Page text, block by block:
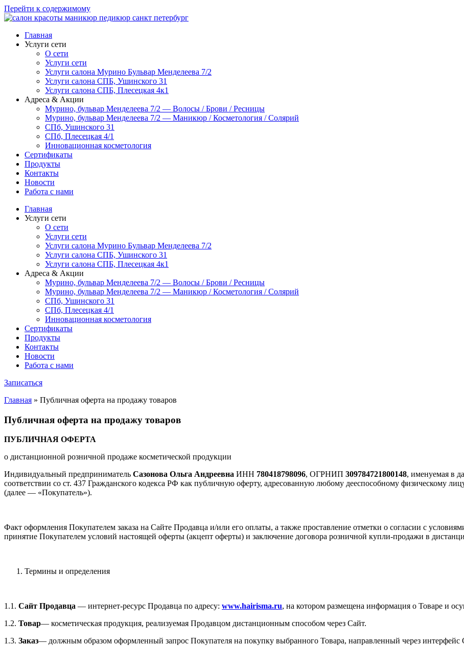
Перейти к содержимому
Главная
Услуги сети
О сети
Услуги сети
Услуги салона Мурино Бульвар Менделеева 7/2
Услуги салона СПБ, Ушинского 31
Услуги салона СПБ, Плесецкая 4к1
Адреса & Акции
Мурино, бульвар Менделеева 7/2 — Волосы / Брови / Ресницы
Мурино, бульвар Менделеева 7/2 — Маникюр / Косметология / Солярий
СПб, Ушинского 31
СПб, Плесецкая 4/1
Инновационная косметология
Сертификаты
Продукты
Контакты
Новости
Работа с нами
Главная
Услуги сети
О сети
Услуги сети
Услуги салона Мурино Бульвар Менделеева 7/2
Услуги салона СПБ, Ушинского 31
Услуги салона СПБ, Плесецкая 4к1
Адреса & Акции
Мурино, бульвар Менделеева 7/2 — Волосы / Брови / Ресницы
Мурино, бульвар Менделеева 7/2 — Маникюр / Косметология / Солярий
СПб, Ушинского 31
СПб, Плесецкая 4/1
Инновационная косметология
Сертификаты
Продукты
Контакты
Новости
Работа с нами
Записаться
Главная » Публичная оферта на продажу товаров
Публичная оферта на продажу товаров
ПУБЛИЧНАЯ ОФЕРТА
о дистанционной розничной продаже косметической продукции
Индивидуальный предприниматель Сазонова Ольга Андреевна ИНН 780418798096, ОГРНИП 309784721800148, именуемая в
соответствии со ст. 437 Гражданского кодекса РФ как публичную оферту, адресованную любому дееспособному физическому
(далее — «Покупатель»).
Факт оформления Покупателем заказа на Сайте Продавца и/или его оплаты, а также проставление отметки о согласии с
принятие Покупателем условий настоящей оферты (акцепт оферты) и заключение договора розничной купли-продажи в
Термины и определения
1.1. Сайт Продавца — интернет-ресурс Продавца по адресу: www.hairisma.ru, на котором размещена информация о Товаре и
1.2. Товар— косметическая продукция, реализуемая Продавцом дистанционным способом через Сайт.
1.3. Заказ— должным образом оформленный запрос Покупателя на покупку выбранного Товара, направленный через